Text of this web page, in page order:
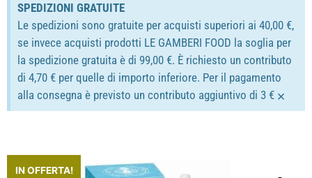
SPEDIZIONI GRATUITE
Le spedizioni sono gratuite per acquisti superiori ai 40,00 €,
se invece acquisti prodotti LE GAMBERI FOOD la soglia per
la spedizione gratuita è di 99,00 €. È richiesto un contributo
di 4,70 € per quelle di importo inferiore. Per il pagamento
alla consegna è previsto un contributo aggiuntivo di 3 € ×
IN OFFERTA!